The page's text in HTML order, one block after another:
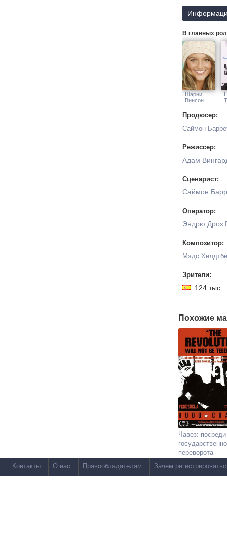
В главных
Шарни
Винсон
Продюсер:
Саймон
Режиссер:
Адам
Сценарист:
Саймон
Оператор:
Эндрю Дроз
Композитор:
Мэдс
Зрители:
124
Похожие
Чавез: посреди
переворота
Контакты
О нас Правообладателям Зачем